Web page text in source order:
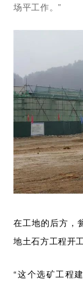
场平工作。”
在工地的后方，
地土石方工程开
“这个选矿工程